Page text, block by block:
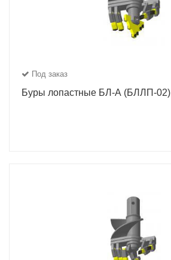
Под заказ
Буры лопастные БЛ-А (БЛЛП-02)